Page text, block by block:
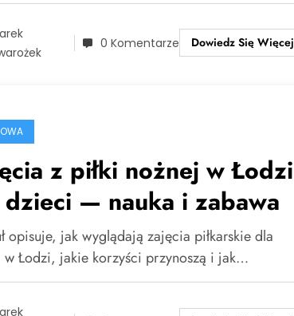
0 Komentarze Dowiedz Się Więcej
z piłki nożnej w Łodzi
— nauka i zabawa
opisuje, jak wyglądają zajęcia piłkarskie dla
Łodzi, jakie korzyści przynoszą i jak…